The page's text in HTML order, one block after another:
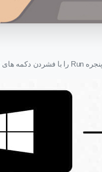
پنجره Run را با فشردن دکمه های